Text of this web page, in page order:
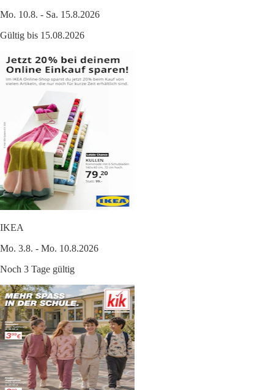
Mo. 10.8. - Sa. 15.8.2026
Gültig bis 15.08.2026
IKEA
Mo. 3.8. - Mo. 10.8.2026
Noch 3 Tage gültig